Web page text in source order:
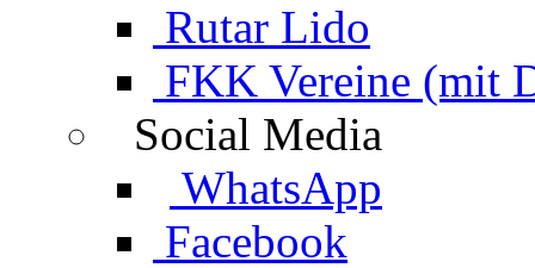
Rutar Lido
FKK Vereine (mit
Social Media
WhatsApp
Facebook